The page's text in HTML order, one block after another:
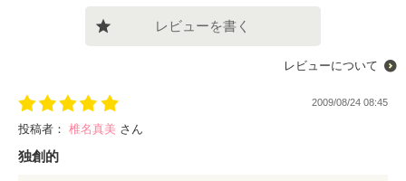
レビューを書く
レビューについて
2009/08/24 08:45
投稿者： 椎名真美 さん
独創的